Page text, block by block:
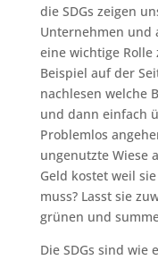
die SDGs zeigen
Unternehmen
eine wichtige
Beispiel auf der
nachlesen welche
und dann einfach
Problemlos
ungenutzte Wiese
Geld kostet weil
muss? Lasst sie
grünen und
Die SDGs sind wie